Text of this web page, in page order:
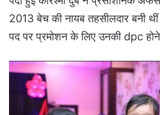
2013 बेच की नायब तहसीलदार बनी
पद पर प्रमोशन के लिए उनकी dpc होने